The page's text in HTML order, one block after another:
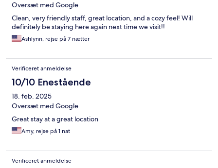
Oversæt med Google
Clean, very friendly staff, great location, and a cozy feel! Will
definitely be staying here again next time we visit!!
Ashlynn, rejse på 7 nætter
Verificeret anmeldelse
10/10 Enestående
18. feb. 2025
Oversæt med Google
Great stay at a great location
Amy, rejse på 1 nat
Verificeret anmeldelse